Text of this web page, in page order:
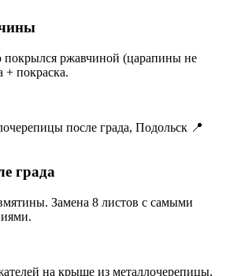
покрылся ржавчиной (царапины не
+ покраска.
📍
града
Замена 8 листов с самыми